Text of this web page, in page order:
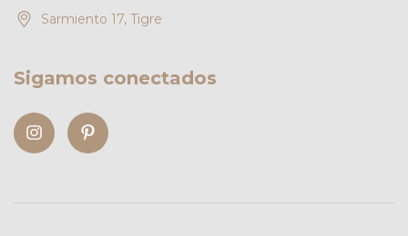
Sarmiento 17, Tigre
Sigamos conectados